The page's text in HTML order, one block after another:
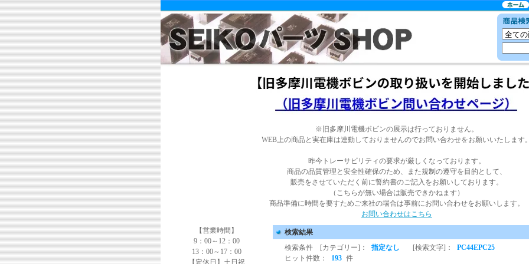
※旧多摩川電機ボビンの展示は行っておりません。
WEB上の商品と実在庫は連動しておりませんのでお問い合わせをお願いいたします
昨今トレーサビリティの要求が厳しくなっております。
商品の品質管理と安全性確保のため、また規制の遵守を目的として、
販売をさせていただく前に誓約書のご記入をお願いしております。
（こちらが無い場合は販売できかねます）
商品準備に時間を要すためご来社の場合は事前にお問い合わせをお願いします。
お問い合わせはこちら
【営業時間】
9：00～12：00
13：00～17：00
検索結果
検索条件 [カテゴリー]：
指定なし [検索文字]：
PC44EPC25
ヒット件数：
193 件